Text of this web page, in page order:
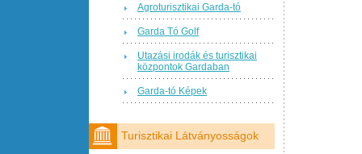
Agroturisztikai Garda-tó
Garda Tó Golf
Utazási irodák és turisztikai
központok Gardaban
Garda-tó Képek
Turisztikai Látványosságok